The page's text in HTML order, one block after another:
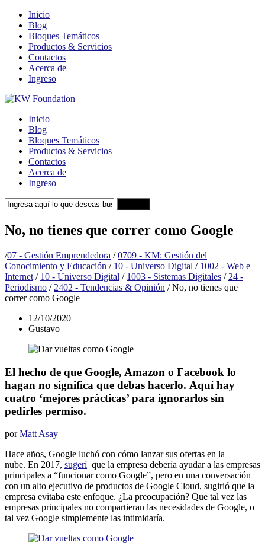
Inicio
Blog
Bloques Temáticos
Productos & Servicios
Contactos
Acerca de
Ingreso
Inicio
Blog
Bloques Temáticos
Productos & Servicios
Contactos
Acerca de
Ingreso
No, no tienes que correr como Google
/07 - Gestión Emprendedora / 0709 - KM: Gestión del
Conocimiento y Educación / 10 - Universo Digital / 1002 - Web e
Internet / 10 - Universo Digital / 1003 - Sistemas Digitales / 24 -
Periodismo / 2402 - Tendencias & Opinión /No, no tienes que
correr como Google
12/10/2020
Gustavo
El hecho de que Google, Amazon o Facebook lo
hagan no significa que debas hacerlo. Aquí hay
cuatro ‘mejores prácticas’ para ignorarlos sin
pedirles permiso.
porMatt Asay
Hace años, Google luchó con cómo lanzar sus ofertas en la
nube. En 2017, sugeríque la empresa debería ayudar a las empresas
principales a “funcionar como Google”, pero en una conversación
con un alto ejecutivo de productos de Google Cloud, sugirió que la
empresa evitaba este enfoque. ¿La preocupación? Que tal vez las
empresas principales no compartieran las necesidades de Google, o
tal vez Google simplemente las intimidaría.